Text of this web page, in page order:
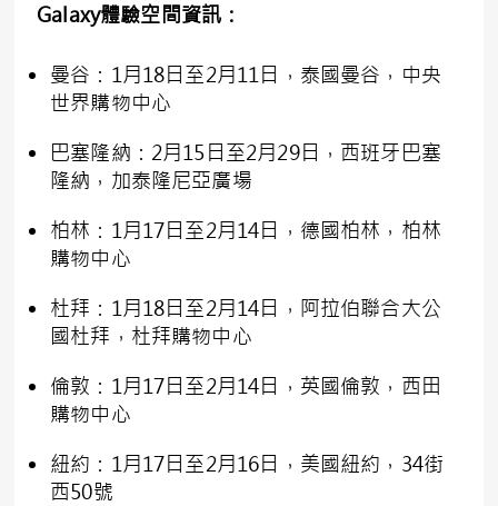
Galaxy體驗空間資訊：
曼谷：1月18日至2月11日，泰國曼谷，中央
世界購物中心
巴塞隆納：2月15日至2月29日，西班牙巴塞
隆納，加泰隆尼亞廣場
柏林：1月17日至2月14日，德國柏林，柏林
購物中心
杜拜：1月18日至2月14日，阿拉伯聯合大公
國杜拜，杜拜購物中心
倫敦：1月17日至2月14日，英國倫敦，西田
購物中心
紐約：1月17日至2月16日，美國紐約，34街
西50號